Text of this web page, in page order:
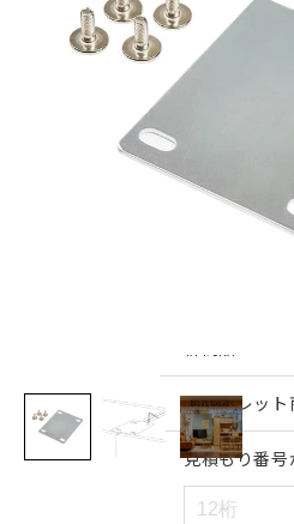
カーテン
インテリ
アウトレット
見積もり番号